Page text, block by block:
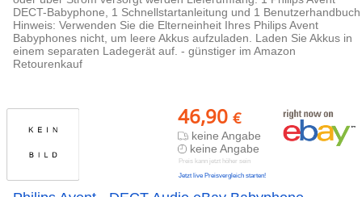
DECT-Babyphone, 1 Schnellstartanleitung und 1 Benutzerhandbuch
Hinweis: Verwenden Sie die Elterneinheit Ihres Philips Avent
Babyphones nicht, um leere Akkus aufzuladen. Laden Sie Akkus in
einem separaten Ladegerät auf. - günstiger im Amazon
Retourenkauf
46,90 €
keine Angabe
keine Angabe
Preis kann jetzt höher sein
Jetzt live Preisvergleich starten!